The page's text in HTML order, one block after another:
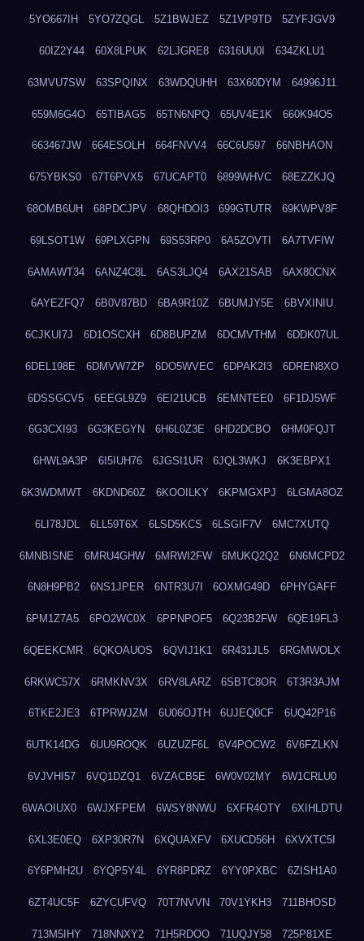
5YO667IH 5YO7ZQGL 5Z1BWJEZ 5Z1VP9TD 5ZYFJGV9
60IZ2Y44 60X8LPUK 62LJGRE8 6316UU0I 634ZKLU1
63MVU7SW 63SPQINX 63WDQUHH 63X60DYM 64996J11
659M6G4O 65TIBAG5 65TN6NPQ 65UV4E1K 660K94O5
663467JW 664ESOLH 664FNVV4 66C6U597 66NBHAON
675YBKS0 67T6PVX5 67UCAPT0 6899WHVC 68EZZKJQ
68OMB6UH 68PDCJPV 68QHDOI3 699GTUTR 69KWPV8F
69LSOT1W 69PLXGPN 69S53RP0 6A5ZOVTI 6A7TVFIW
6AMAWT34 6ANZ4C8L 6AS3LJQ4 6AX21SAB 6AX80CNX
6AYEZFQ7 6B0V87BD 6BA9R10Z 6BUMJY5E 6BVXINIU
6CJKUI7J 6D1OSCXH 6D8BUPZM 6DCMVTHM 6DDK07UL
6DEL198E 6DMVW7ZP 6DO5WVEC 6DPAK2I3 6DREN8XO
6DSSGCV5 6EEGL9Z9 6EI21UCB 6EMNTEE0 6F1DJ5WF
6G3CXI93 6G3KEGYN 6H6L0Z3E 6HD2DCBO 6HM0FQJT
6HWL9A3P 6I5IUH76 6JGSI1UR 6JQL3WKJ 6K3EBPX1
6K3WDMWT 6KDND60Z 6KOOILKY 6KPMGXPJ 6LGMA8OZ
6LI78JDL 6LL59T6X 6LSD5KCS 6LSGIF7V 6MC7XUTQ
6MNBISNE 6MRU4GHW 6MRWI2FW 6MUKQ2Q2 6N6MCPD2
6N8H9PB2 6NS1JPER 6NTR3U7I 6OXMG49D 6PHYGAFF
6PM1Z7A5 6PO2WC0X 6PPNPOF5 6Q23B2FW 6QE19FL3
6QEEKCMR 6QKOAUOS 6QVIJ1K1 6R431JL5 6RGMWOLX
6RKWC57X 6RMKNV3X 6RV8LARZ 6SBTC8OR 6T3R3AJM
6TKE2JE3 6TPRWJZM 6U06OJTH 6UJEQ0CF 6UQ42P16
6UTK14DG 6UU9ROQK 6UZUZF6L 6V4POCW2 6V6FZLKN
6VJVHI57 6VQ1DZQ1 6VZACB5E 6W0V02MY 6W1CRLU0
6WAOIUX0 6WJXFPEM 6WSY8NWU 6XFR4OTY 6XIHLDTU
6XL3E0EQ 6XP30R7N 6XQUAXFV 6XUCD56H 6XVXTC5I
6Y6PMH2U 6YQP5Y4L 6YR8PDRZ 6YY0PXBC 6ZISH1A0
6ZT4UC5F 6ZYCUFVQ 70T7NVVN 70V1YKH3 711BHOSD
713M5IHY 718NNXY2 71H5RDOO 71UQJY58 725P81XE